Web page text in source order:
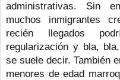
administrativas. Sin
muchos inmigrantes
recién llegados
regularización y bla,
se suele decir. También
menores de edad